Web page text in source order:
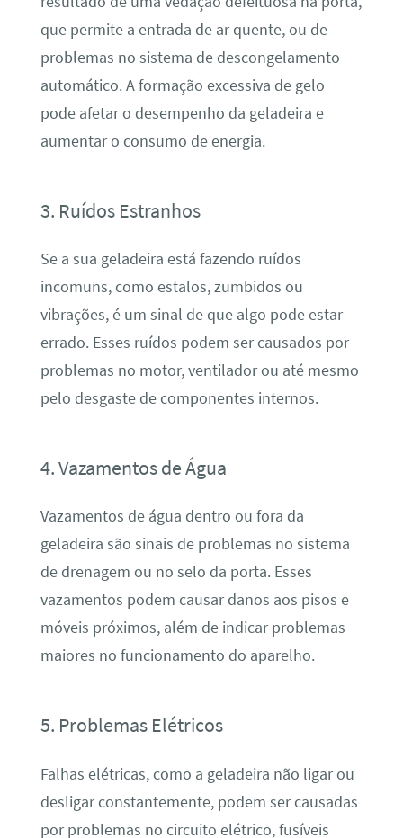
que permite a entrada de ar quente, ou de
problemas no sistema de descongelamento
automático. A formação excessiva de gelo
pode afetar o desempenho da geladeira e
aumentar o consumo de energia.
3. Ruídos Estranhos
Se a sua geladeira está fazendo ruídos
incomuns, como estalos, zumbidos ou
vibrações, é um sinal de que algo pode estar
errado. Esses ruídos podem ser causados por
problemas no motor, ventilador ou até mesmo
pelo desgaste de componentes internos.
4. Vazamentos de Água
Vazamentos de água dentro ou fora da
geladeira são sinais de problemas no sistema
de drenagem ou no selo da porta. Esses
vazamentos podem causar danos aos pisos e
móveis próximos, além de indicar problemas
maiores no funcionamento do aparelho.
5. Problemas Elétricos
Falhas elétricas, como a geladeira não ligar ou
desligar constantemente, podem ser causadas
por problemas no circuito elétrico, fusíveis